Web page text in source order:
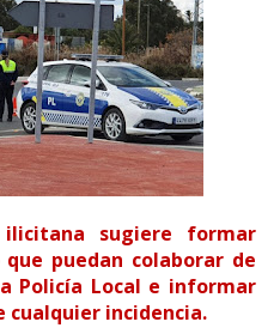
sugiere formar
puedan colaborar de
Policía Local e informar
cualquier incidencia.